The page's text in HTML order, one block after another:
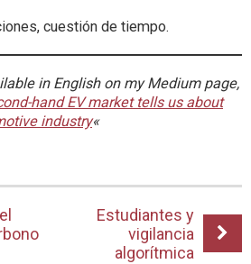
cuestión de tiempo.
in English on my Medium page,
hand EV market tells us about
industry«
Estudiantes y
vigilancia
algorítmica